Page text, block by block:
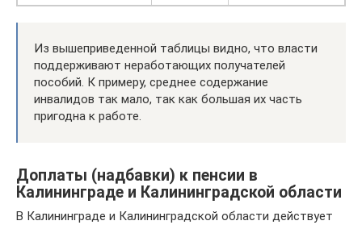
Из вышеприведенной таблицы видно, что власти
поддерживают неработающих получателей
пособий. К примеру, среднее содержание
инвалидов так мало, так как большая их часть
пригодна к работе.
Доплаты (надбавки) к пенсии в
Калининграде и Калининградской области
В Калининграде и Калининградской области действует